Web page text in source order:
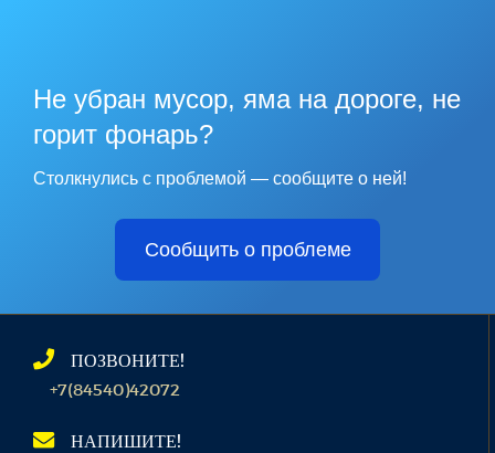
Не убран мусор, яма на дороге, не
горит фонарь?
Столкнулись с проблемой — сообщите о ней!
Сообщить о проблеме
ПОЗВОНИТЕ!
+7(84540)42072
НАПИШИТЕ!